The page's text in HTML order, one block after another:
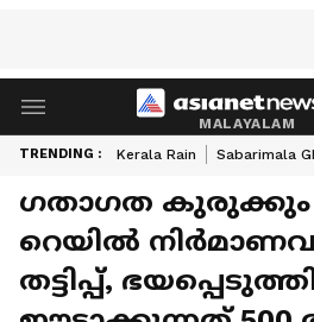
MALAYALAM
TRENDING : Kerala Rain Sabarimala
ഗതാഗത കുരുക്കും
റെയിൽ
തട്ടിപ്പ്, ഭയപ്പെടുത്തി